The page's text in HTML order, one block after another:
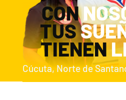
CON
TUS
TIENEN
Cúcuta, Norte de